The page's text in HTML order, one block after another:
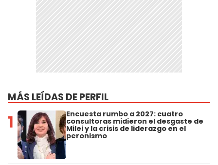
MÁS LEÍDAS DE PERFIL
1 Encuesta rumbo a 2027: cuatro
consultoras midieron el desgaste de
Milei y la crisis de liderazgo en el
peronismo